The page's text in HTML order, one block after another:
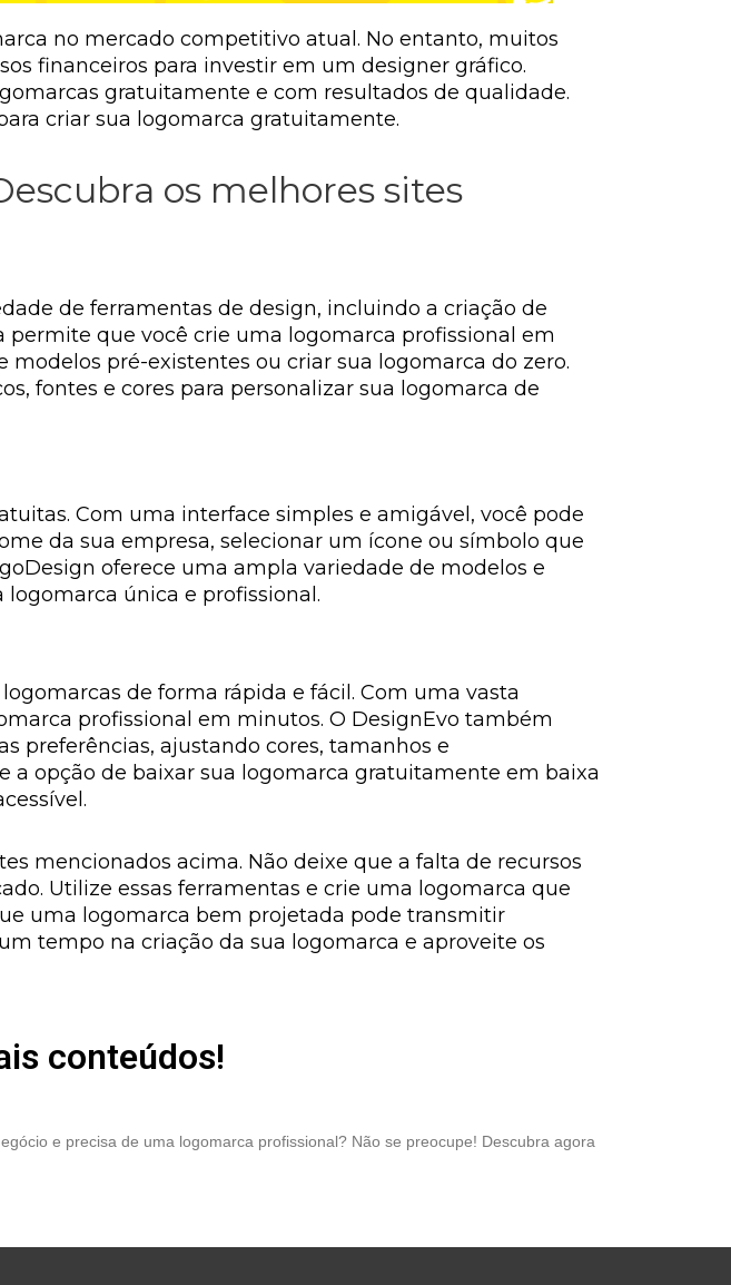
no mercado competitivo atual. No entanto, muitos
financeiros para investir em um designer gráfico.
gratuitamente e com resultados de qualidade.
criar sua logomarca gratuitamente.
os melhores sites
de ferramentas de design, incluindo a criação de
permite que você crie uma logomarca profissional em
pré-existentes ou criar sua logomarca do zero.
fontes e cores para personalizar sua logomarca de
Com uma interface simples e amigável, você pode
da sua empresa, selecionar um ícone ou símbolo que
oferece uma ampla variedade de modelos e
única e profissional.
de forma rápida e fácil. Com uma vasta
profissional em minutos. O DesignEvo também
preferências, ajustando cores, tamanhos e
a opção de baixar sua logomarca gratuitamente em baixa
mencionados acima. Não deixe que a falta de recursos
Utilize essas ferramentas e crie uma logomarca que
uma logomarca bem projetada pode transmitir
tempo na criação da sua logomarca e aproveite os
conteúdos!
e precisa de uma logomarca profissional? Não se preocupe! Descubra agora